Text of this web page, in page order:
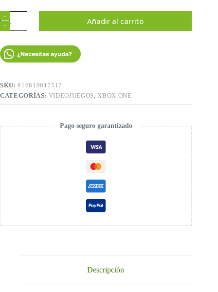
Maneater
Xbox
One
Juego
Físico
de
Acción
y
Simulación
RPG
1
jugador
cantidad
Añadir al carrito
¿Necesitas ayuda?
SKU:816819017517
CATEGORÍAS: VIDEOJUEGOS,XBOX ONE
Pago seguro garantizado
Descripción